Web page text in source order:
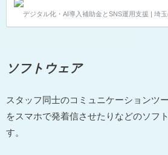
トオフィスで仕事をしてもらうことも多くなる
れます。 そのため、【電気代】【通信費用】な
己負担？それとも会社負担？事前に決めておか
ワーク規程（就業規則改訂） テレワーク導入に
せないテレワーク規程（就業規則改訂）は、働
です。ある程度時間…
デジタル化・AI導入補助金とSNS運用支援 | 埼
ソフトウェア
スタッフ同士のコミュニケーションツ
をスマホで発着信させたりなどのソフ
す。